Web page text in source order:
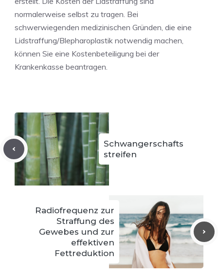
normalerweise selbst zu tragen. Bei
schwerwiegenden medizinischen Gründen, die eine
Lidstraffung/Blepharoplastik notwendig machen,
können Sie eine Kostenbeteiligung bei der
Krankenkasse beantragen.
Schwangerschafts
streifen
Radiofrequenz zur
Straffung des
Gewebes und zur
effektiven
Fettreduktion